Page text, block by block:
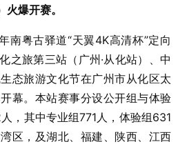
火爆开赛。
粤古驿道“天翼4K高清杯”定向
之旅第三站（广州·从化站）、中
态旅游文化节在广州市从化区太
幕。本站赛事分设公开组与体验
，其中专业组771人，体验组631
区，及湖北、福建、陕西、江西